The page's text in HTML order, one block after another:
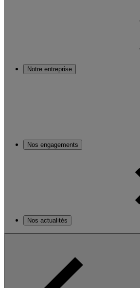
Notre entreprise
Nos engagements
Nos actualités